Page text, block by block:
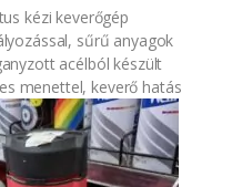
kézi keverőgép
sűrű anyagok
acélból készült
menettel, keverő hatás